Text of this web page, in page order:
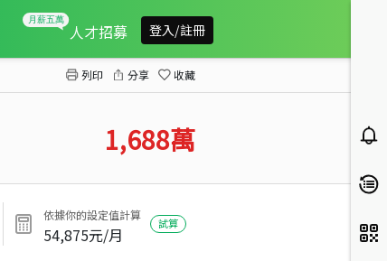
人才招募 登入/註冊
列印 分享 收藏
1,688萬
依據你的設定值計算
54,875元/月
試算